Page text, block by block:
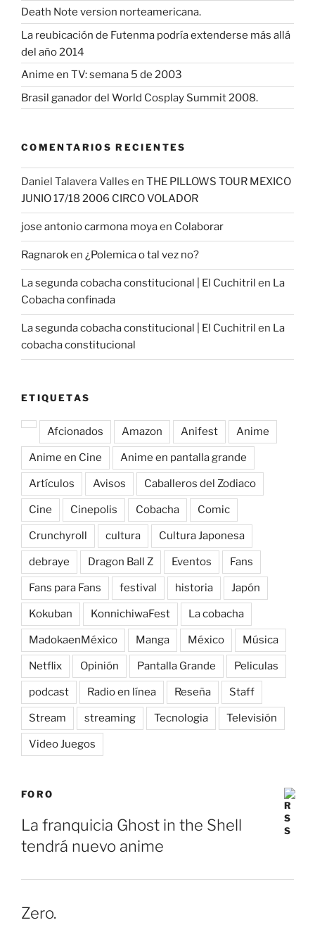
Death Note version norteamericana.
La reubicación de Futenma podría extenderse más allá
del año 2014
Anime en TV: semana 5 de 2003
Brasil ganador del World Cosplay Summit 2008.
COMENTARIOS RECIENTES
Daniel Talavera Valles en THE PILLOWS TOUR MEXICO
JUNIO 17/18 2006 CIRCO VOLADOR
jose antonio carmona moyaen Colaborar
Ragnaroken ¿Polemica o tal vez no?
La segunda cobacha constitucional | El Cuchitril en La
Cobacha confinada
La segunda cobacha constitucional | El Cuchitril en La
cobacha constitucional
ETIQUETAS
Afcionados Amazon Anifest Anime
Anime en Cine Anime en pantalla grande
Artículos Avisos Caballeros del Zodiaco
Cine Cinepolis Cobacha Comic
Crunchyroll cultura Cultura Japonesa
debraye Dragon Ball Z Eventos Fans
Fans para Fans festival historia Japón
Kokuban KonnichiwaFest La cobacha
MadokaenMéxico Manga México Música
Netflix Opinión Pantalla Grande Peliculas
podcast Radio en línea Reseña Staff
Stream streaming Tecnologia Televisión
Video Juegos
FORO
La franquicia Ghost in the Shell
tendrá nuevo anime
Zero.